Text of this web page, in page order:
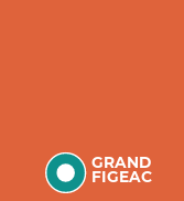
GRAND
FIGEAC